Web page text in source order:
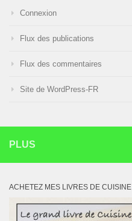
Connexion
Flux des publications
Flux des commentaires
Site de WordPress-FR
PLUS
ACHETEZ MES LIVRES DE CUISINE